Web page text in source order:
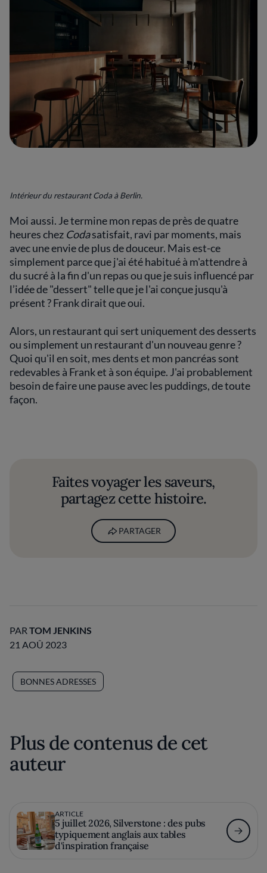
Intérieur du restaurant Coda à Berlin.
Moi aussi. Je termine mon repas de près de quatre
heures chez Codasatisfait, ravi par moments, mais
avec une envie de plus de douceur. Mais est-ce
simplement parce que j'ai été habitué à m'attendre à
du sucré à la fin d'un repas ou que je suis influencé par
l’idée de "dessert" telle que je l'ai conçue jusqu'à
présent ? Frank dirait que oui.
Alors, un restaurant qui sert uniquement des desserts
ou simplement un restaurant d'un nouveau genre ?
Quoi qu'il en soit, mes dents et mon pancréas sont
redevables à Frank et à son équipe. J'ai probablement
besoin de faire une pause avec les puddings, de toute
façon.
Faites voyager les saveurs,
partagez cette histoire.
PARTAGER
PAR TOM JENKINS
21 AOÛ 2023
BONNES ADRESSES
Plus de contenus de cet
auteur
ARTICLE
5 juillet 2026, Silverstone : des pubs
typiquement anglais aux tables
d'inspiration française